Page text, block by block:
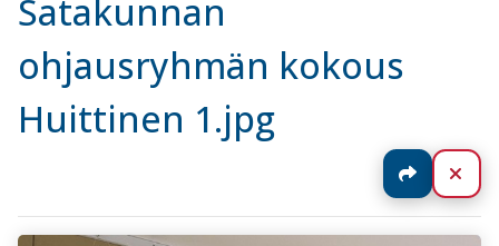
Satakunnan
ohjausryhmän kokous
Huittinen 1.jpg
Jaa